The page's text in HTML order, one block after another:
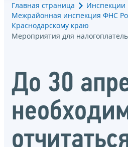
Главная страница
Инспекции
Межрайонная инспекция ФНС
Краснодарскому краю
Мероприятия для
До 30